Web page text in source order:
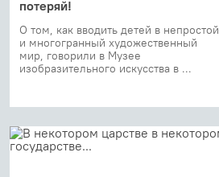
потеряй!
О том, как вводить детей в непростой
и многогранный художественный
мир, говорили в Музее
изобразительного искусства в ...